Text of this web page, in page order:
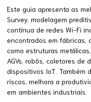
Este guia apresenta as
Survey, modelagem
contínua de redes Wi-Fi
encontrados em fábricas,
como estruturas
AGVs, robôs, coletores de
dispositivos IoT. Também
riscos, melhora a
em ambientes industriais.